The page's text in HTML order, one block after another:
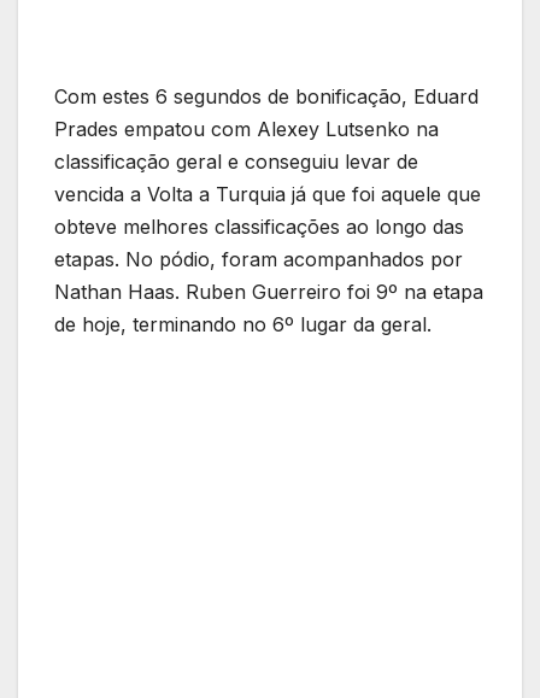
Com estes 6 segundos de bonificação, Eduard
Prades empatou com Alexey Lutsenko na
classificação geral e conseguiu levar de
vencida a Volta a Turquia já que foi aquele que
obteve melhores classificações ao longo das
etapas. No pódio, foram acompanhados por
Nathan Haas. Ruben Guerreiro foi 9º na etapa
de hoje, terminando no 6º lugar da geral.